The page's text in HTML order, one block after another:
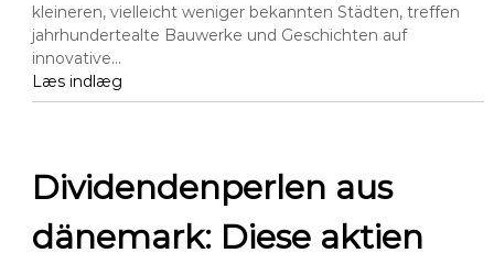
kleineren, vielleicht weniger bekannten Städten, treffen
jahrhundertealte Bauwerke und Geschichten auf
innovative…
Læs indlæg
Dividendenperlen aus
dänemark: Diese aktien